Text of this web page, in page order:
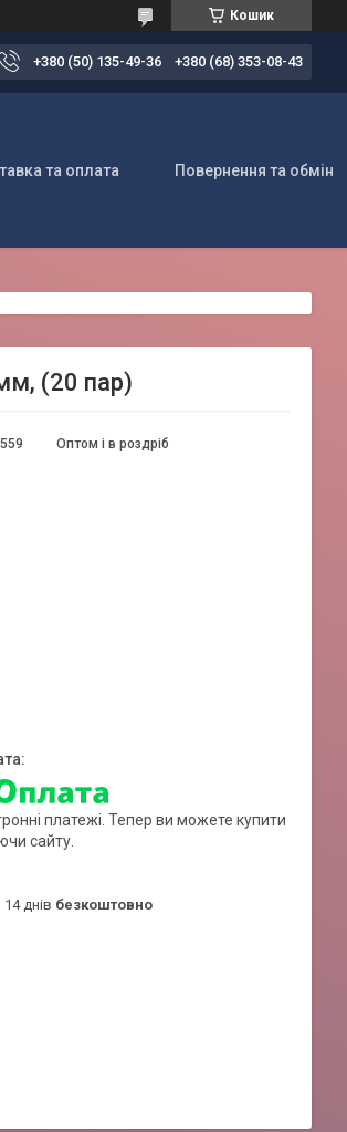
Кошик
+380 (50) 135-49-36 +380 (68) 353-08-43
та оплата Повернення та обмін
(20 пар)
Оптом і в роздріб
платежі. Тепер ви можете купити
сайту.
днів безкоштовно